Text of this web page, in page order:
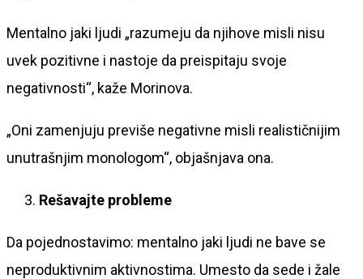
Mentalno jaki ljudi „razumeju da njihove misli nisu
uvek pozitivne i nastoje da preispitaju svoje
negativnosti“, kaže Morinova.
„Oni zamenjuju previše negativne misli realističnijim
unutrašnjim monologom“, objašnjava ona.
Rešavajte probleme
Da pojednostavimo: mentalno jaki ljudi ne bave se
neproduktivnim aktivnostima. Umesto da sede i žale